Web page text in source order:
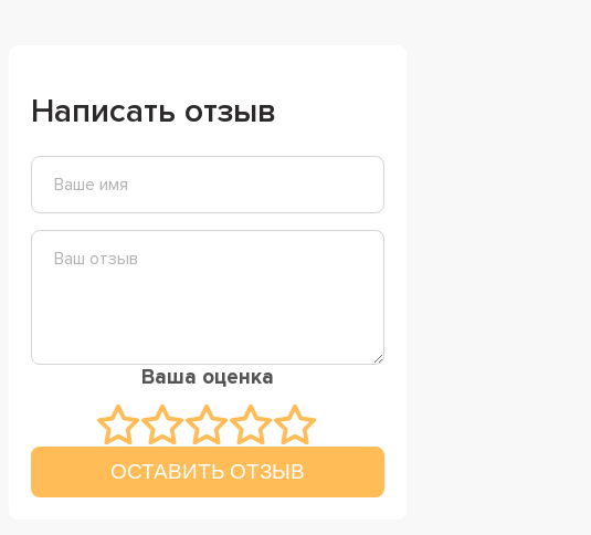
Написать отзыв
Ваша оценка
ОСТАВИТЬ ОТЗЫВ